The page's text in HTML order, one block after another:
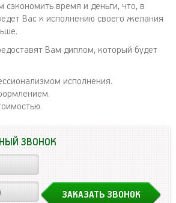
сэкономить время и деньги, что, в
Вас к исполнению своего желания
Вам диплом, который будет
исполнения.
ЗВОНОК